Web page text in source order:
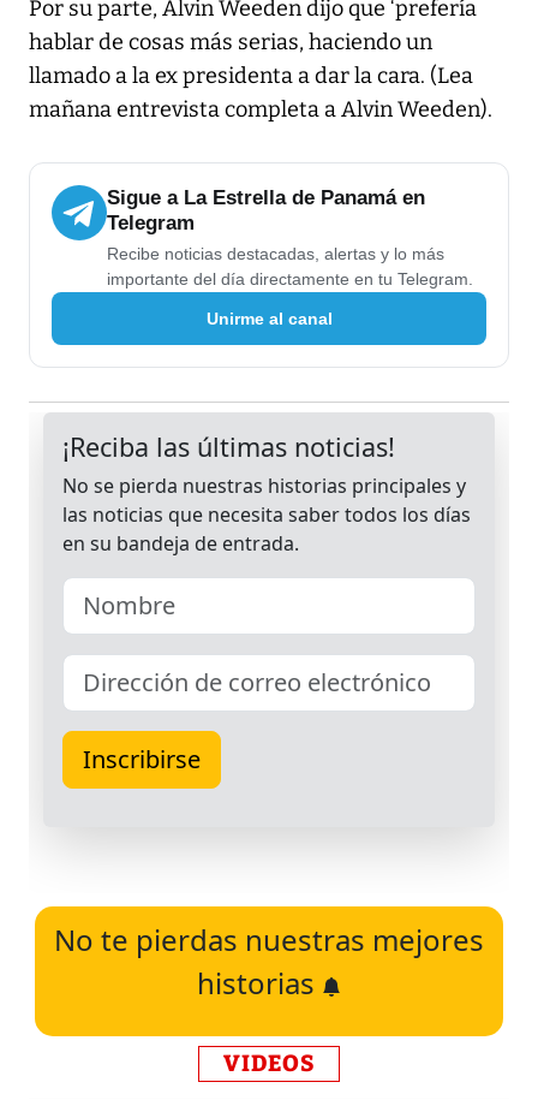
Por su parte, Alvin Weeden dijo que ‘prefería
hablar de cosas más serias, haciendo un
llamado a la ex presidenta a dar la cara. (Lea
mañana entrevista completa a Alvin Weeden).
Sigue a La Estrella de Panamá en
Telegram
Recibe noticias destacadas, alertas y lo más
importante del día directamente en tu Telegram.
Unirme al canal
No te pierdas nuestras mejores
historias
VIDEOS